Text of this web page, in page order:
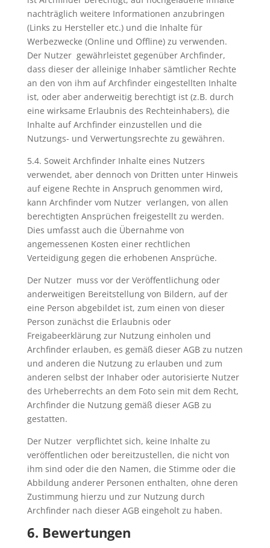
nachträglich weitere Informationen anzubringen
(Links zu Hersteller etc.) und die Inhalte für
Werbezwecke (Online und Offline) zu verwenden.
Der Nutzer gewährleistet gegenüber Archfinder,
dass dieser der alleinige Inhaber sämtlicher Rechte
an den von ihm auf Archfinder eingestellten Inhalte
ist, oder aber anderweitig berechtigt ist (z.B. durch
eine wirksame Erlaubnis des Rechteinhabers), die
Inhalte auf Archfinder einzustellen und die
Nutzungs- und Verwertungsrechte zu gewähren.
5.4. Soweit Archfinder Inhalte eines Nutzers
verwendet, aber dennoch von Dritten unter Hinweis
auf eigene Rechte in Anspruch genommen wird,
kann Archfinder vom Nutzer verlangen, von allen
berechtigten Ansprüchen freigestellt zu werden.
Dies umfasst auch die Übernahme von
angemessenen Kosten einer rechtlichen
Verteidigung gegen die erhobenen Ansprüche.
Der Nutzer muss vor der Veröffentlichung oder
anderweitigen Bereitstellung von Bildern, auf der
eine Person abgebildet ist, zum einen von dieser
Person zunächst die Erlaubnis oder
Freigabeerklärung zur Nutzung einholen und
Archfinder erlauben, es gemäß dieser AGB zu nutzen
und anderen die Nutzung zu erlauben und zum
anderen selbst der Inhaber oder autorisierte Nutzer
des Urheberrechts an dem Foto sein mit dem Recht,
Archfinder die Nutzung gemäß dieser AGB zu
gestatten.
Der Nutzer verpflichtet sich, keine Inhalte zu
veröffentlichen oder bereitzustellen, die nicht von
ihm sind oder die den Namen, die Stimme oder die
Abbildung anderer Personen enthalten, ohne deren
Zustimmung hierzu und zur Nutzung durch
Archfinder nach dieser AGB eingeholt zu haben.
6. Bewertungen